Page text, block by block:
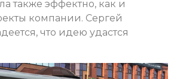
также эффектно, как и
компании. Сергей
что идею удастся